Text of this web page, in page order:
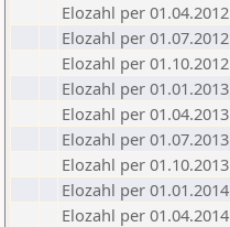
Elozahl per 01.04.2012
Elozahl per 01.07.2012
Elozahl per 01.10.2012
Elozahl per 01.01.2013
Elozahl per 01.04.2013
Elozahl per 01.07.2013
Elozahl per 01.10.2013
Elozahl per 01.01.2014
Elozahl per 01.04.2014